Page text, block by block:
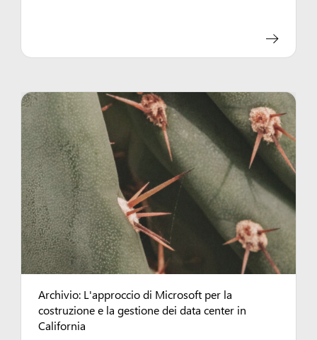
Archivio: L'approccio di Microsoft per la
costruzione e la gestione dei data center in
California